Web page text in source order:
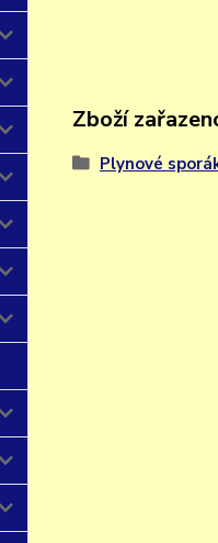
Zboží
Plynové